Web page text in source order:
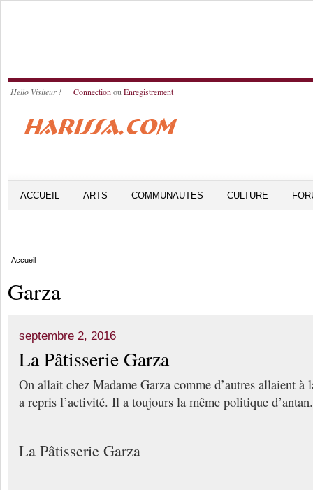
Hello Visiteur ! Connection ou Enregistrement
ACCUEIL ARTS COMMUNAUTES CULTURE
Accueil
Garza
septembre 2, 2016
La Pâtisserie Garza
On allait chez Madame Garza comme d’autres allaient à
a repris l’activité. Il a toujours la même politique d’antan.
La Pâtisserie Garza